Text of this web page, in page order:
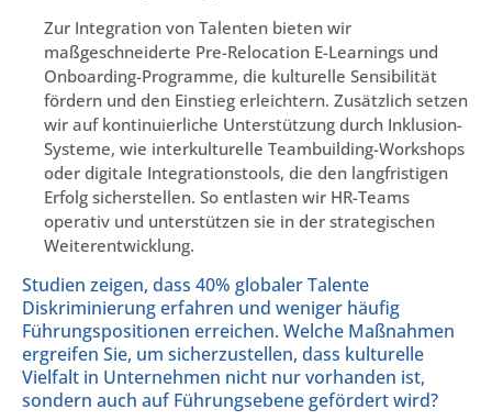
Zur Integration von Talenten bieten wir
maßgeschneiderte Pre-Relocation E-Learnings und
Onboarding-Programme, die kulturelle Sensibilität
fördern und den Einstieg erleichtern. Zusätzlich setzen
wir auf kontinuierliche Unterstützung durch Inklusion-
Systeme, wie interkulturelle Teambuilding-Workshops
oder digitale Integrationstools, die den langfristigen
Erfolg sicherstellen. So entlasten wir HR-Teams
operativ und unterstützen sie in der strategischen
Weiterentwicklung.
Studien zeigen, dass 40% globaler Talente
Diskriminierung erfahren und weniger häufig
Führungspositionen erreichen. Welche Maßnahmen
ergreifen Sie, um sicherzustellen, dass kulturelle
Vielfalt in Unternehmen nicht nur vorhanden ist,
sondern auch auf Führungsebene gefördert wird?